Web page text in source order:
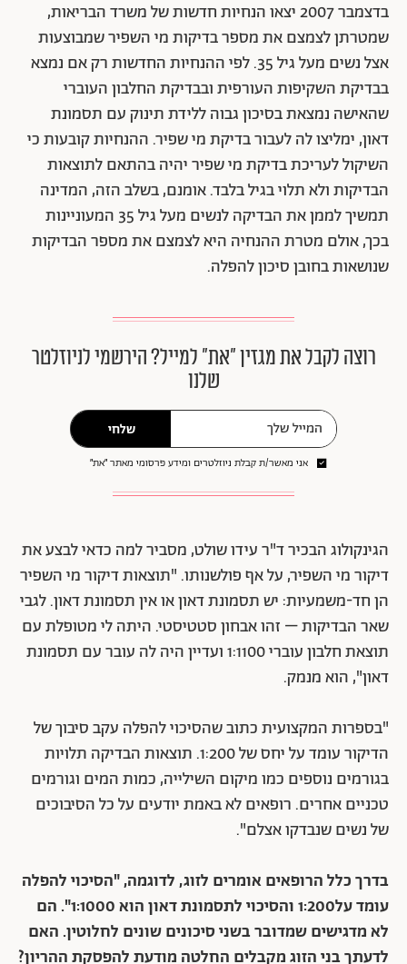
בדצמבר 2007 יצאו הנחיות חדשות של משרד הבריאות,
שמטרתן לצמצם את מספר בדיקות מי השפיר שמבוצעות
אצל נשים מעל גיל 35. לפי ההנחיות החדשות רק אם נמצא
בבדיקת השקיפות העורפית ובבדיקת החלבון העוברי
שהאישה נמצאת בסיכון גבוה ללידת תינוק עם תסמונת
דאון, ימליצו לה לעבור בדיקת מי שפיר. ההנחיות קובעות כי
השיקול לעריכת בדיקת מי שפיר יהיה בהתאם לתוצאות
הבדיקות ולא תלוי בגיל בלבד. אומנם, בשלב הזה, המדינה
תמשיך לממן את הבדיקה לנשים מעל גיל 35 המעוניינות
בכך, אולם מטרת ההנחיה היא לצמצם את מספר הבדיקות
שנושאות בחובן סיכון להפלה.
רוצה לקבל את מגזין ״את״ למייל? הירשמי לניוזלטר
שלנו
שלחי
אני מאשר/ת קבלת ניוזלטרים ומידע פרסומי מאתר ״את״
הגינקולוג הבכיר ד"ר עידו שולט, מסביר למה כדאי לבצע את
דיקור מי השפיר, על אף פולשנותו. "תוצאות דיקור מי השפיר
הן חד-משמעיות: יש תסמונת דאון או אין תסמונת דאון. לגבי
שאר הבדיקות – זהו אבחון סטטיסטי. היתה לי מטופלת עם
תוצאת חלבון עוברי 1:1100 ועדיין היה לה עובר עם תסמונת
דאון", הוא מנמק.
"בספרות המקצועית כתוב שהסיכוי להפלה עקב סיבוך של
הדיקור עומד על יחס של 1:200. תוצאות הבדיקה תלויות
בגורמים נוספים כמו מיקום השילייה, כמות המים וגורמים
טכניים אחרים. רופאים לא באמת יודעים על כל הסיבוכים
של נשים שנבדקו אצלם".
בדרך כלל הרופאים אומרים לזוג, לדוגמה, "הסיכוי להפלה
עומד על1:200 והסיכוי לתסמונת דאון הוא 1:1000". הם
לא מדגישים שמדובר בשני סיכונים שונים לחלוטין. האם
לדעתך בני הזוג מקבלים החלטה מודעת להפסקת ההריון?